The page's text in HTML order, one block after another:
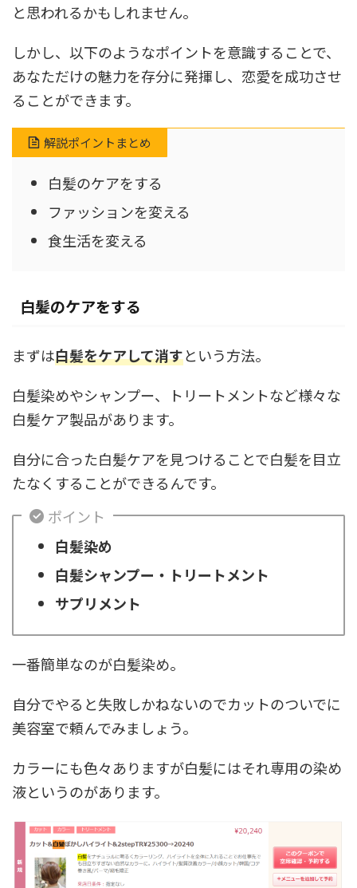
と思われるかもしれません。
しかし、以下のようなポイントを意識することで、
あなただけの魅力を存分に発揮し、恋愛を成功させ
ることができます。
解説ポイントまとめ
白髪のケアをする
ファッションを変える
食生活を変える
白髪のケアをする
まずは白髪をケアして消すという方法。
白髪染めやシャンプー、トリートメントなど様々な
白髪ケア製品があります。
自分に合った白髪ケアを見つけることで白髪を目立
たなくすることができるんです。
ポイント
白髪染め
白髪シャンプー・トリートメント
サプリメント
一番簡単なのが白髪染め。
自分でやると失敗しかねないのでカットのついでに
美容室で頼んでみましょう。
カラーにも色々ありますが白髪にはそれ専用の染め
液というのがあります。